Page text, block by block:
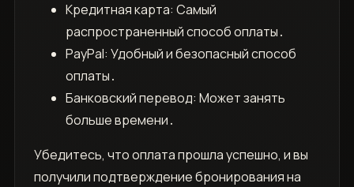
Кредитная карта: Самый
распространенный способ оплаты․
PayPal: Удобный и безопасный способ
оплаты․
Банковский перевод: Может занять
больше времени․
Убедитесь, что оплата прошла успешно, и вы
получили подтверждение бронирования на